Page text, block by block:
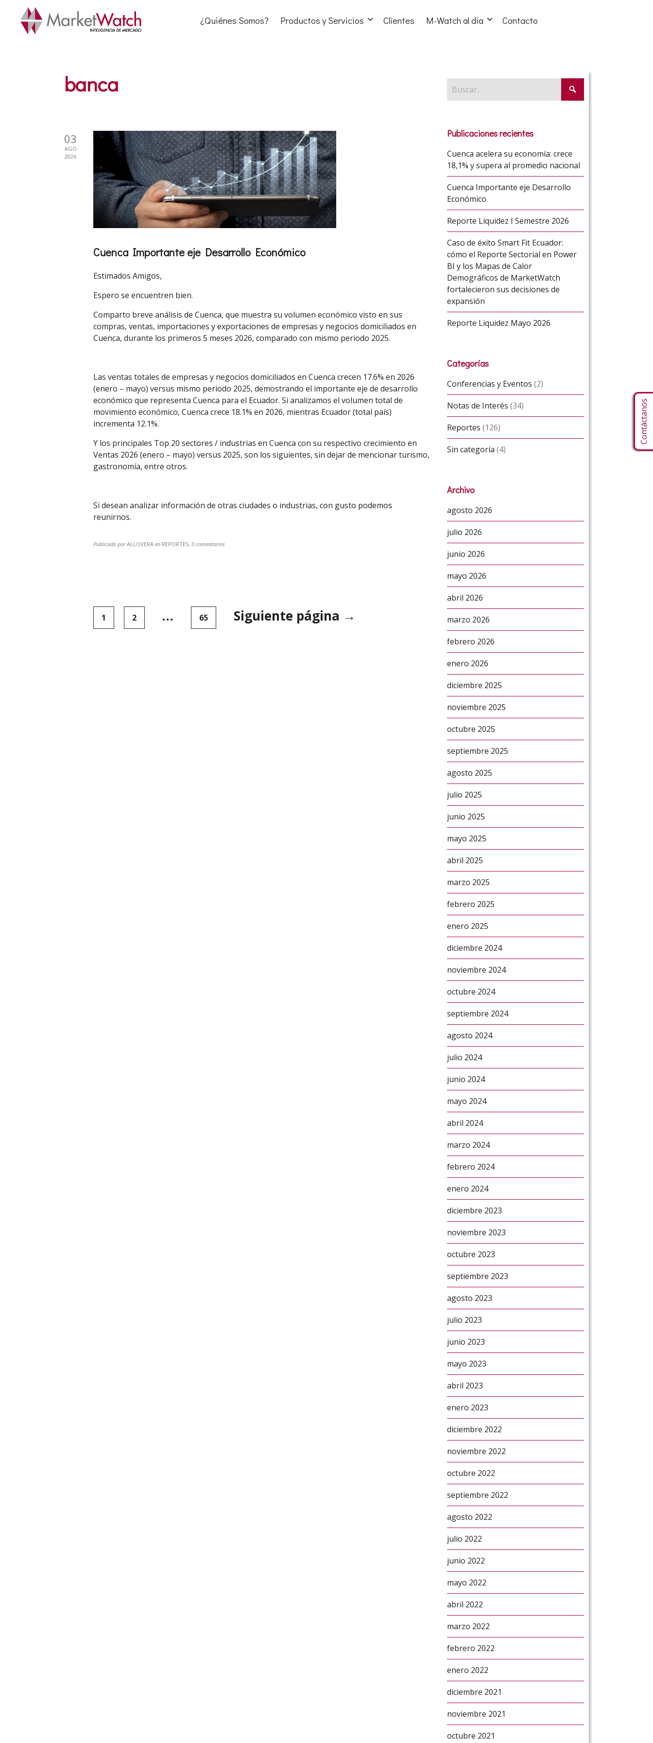
¿Quiénes Somos? Productos y Servicios Clientes M-Watch al día Contacto
banca
03
AGO
2026
Cuenca Importante eje Desarrollo Económico
Estimados Amigos,
Espero se encuentren bien.
Comparto breve análisis de Cuenca, que muestra su volumen económico visto en sus
compras, ventas, importaciones y exportaciones de empresas y negocios domiciliados en
Cuenca, durante los primeros 5 meses 2026, comparado con mismo periodo 2025.
Las ventas totales de empresas y negocios domiciliados en Cuenca crecen 17.6% en 2026
(enero – mayo) versus mismo periodo 2025, demostrando el importante eje de desarrollo
económico que representa Cuenca para el Ecuador. Si analizamos el volumen total de
movimiento económico, Cuenca crece 18.1% en 2026, mientras Ecuador (total país)
incrementa 12.1%.
Y los principales Top 20 sectores / industrias en Cuenca con su respectivo crecimiento en
Ventas 2026 (enero – mayo) versus 2025, son los siguientes, sin dejar de mencionar turismo,
gastronomía, entre otros.
Si desean analizar información de otras ciudades o industrias, con gusto podemos
reunirnos.
Publicado por ALLOVERA en REPORTES, 0 comentarios
Paginación
de1 2 … 65 Siguiente página →
Publicaciones recientes
Cuenca acelera su economía: crece
18,1% y supera al promedio nacional
Cuenca Importante eje Desarrollo
Económico
Reporte Liquidez I Semestre 2026
Caso de éxito Smart Fit Ecuador:
cómo el Reporte Sectorial en Power
BI y los Mapas de Calor
Demográficos de MarketWatch
fortalecieron sus decisiones de
expansión
Reporte Liquidez Mayo 2026
Categorías
Conferencias y Eventos (2)
Notas de Interés (34)
Reportes (126)
Sin categoría (4)
Archivo
agosto 2026
julio 2026
junio 2026
mayo 2026
abril 2026
marzo 2026
febrero 2026
enero 2026
diciembre 2025
noviembre 2025
octubre 2025
septiembre 2025
agosto 2025
julio 2025
junio 2025
mayo 2025
abril 2025
marzo 2025
febrero 2025
enero 2025
diciembre 2024
noviembre 2024
octubre 2024
septiembre 2024
agosto 2024
julio 2024
junio 2024
mayo 2024
abril 2024
marzo 2024
febrero 2024
enero 2024
diciembre 2023
noviembre 2023
octubre 2023
septiembre 2023
agosto 2023
julio 2023
junio 2023
mayo 2023
abril 2023
enero 2023
diciembre 2022
noviembre 2022
octubre 2022
septiembre 2022
agosto 2022
julio 2022
junio 2022
mayo 2022
abril 2022
marzo 2022
febrero 2022
enero 2022
diciembre 2021
noviembre 2021
octubre 2021
Contáctanos